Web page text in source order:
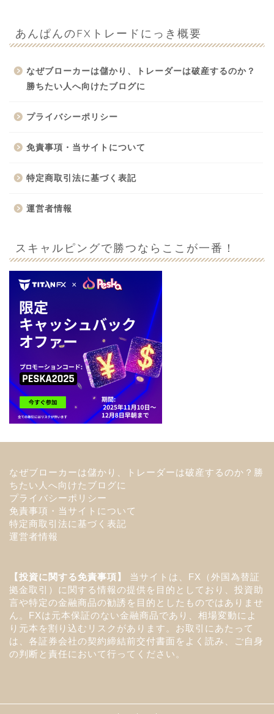
あんぱんのFXトレードにっき概要
なぜブローカーは儲かり、トレーダーは破産するのか？
勝ちたい人へ向けたブログに
プライバシーポリシー
免責事項・当サイトについて
特定商取引法に基づく表記
運営者情報
スキャルピングで勝つならここが一番！
なぜブローカーは儲かり、トレーダーは破産するのか？勝
ちたい人へ向けたブログに
プライバシーポリシー
免責事項・当サイトについて
特定商取引法に基づく表記
運営者情報
【投資に関する免責事項】
当サイトは、FX（外国為替証
拠金取引）に関する情報の提供を目的としており、投資助
言や特定の金融商品の勧誘を目的としたものではありませ
ん。FXは元本保証のない金融商品であり、相場変動によ
り元本を割り込むリスクがあります。お取引にあたって
は、各証券会社の契約締結前交付書面をよく読み、ご自身
の判断と責任において行ってください。